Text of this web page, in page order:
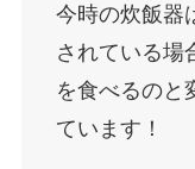
今時の炊飯器
されている場
を食べるのと
ています！